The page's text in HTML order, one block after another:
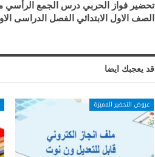
تحضير فواز الحربي درس الجمع الرأسي
الصف الاول الابتدائي الفصل الدراسى الاول 1443
قد يعجبك ايضا
عروض التحضير المميزة